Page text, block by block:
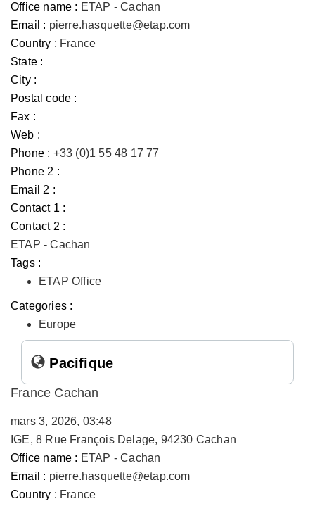
Office name : ETAP - Cachan
Email : pierre.hasquette@etap.com
Country : France
State :
City :
Postal code :
Fax :
Web :
Phone : +33 (0)1 55 48 17 77
Phone 2 :
Email 2 :
Contact 1 :
Contact 2 :
ETAP - Cachan
Tags :
ETAP Office
Categories :
Europe
Pacifique
France Cachan
mars 3, 2026, 03:48
IGE, 8 Rue François Delage, 94230 Cachan
Office name : ETAP - Cachan
Email : pierre.hasquette@etap.com
Country : France